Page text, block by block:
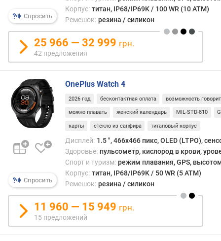
том
числе
на
этой
то
у
е
в
ы
м
п
о
о
т
з
ы
а
м
о
д
а
т
е
д
Спросить
Корпус: титан, IP68/IP69K / 100 WR (10 ATM)
Ремешок: резина / силикон
25 966 — 32 999 грн.
42 предложения
Спросить
OnePlus Watch 4
2026 год бесконтактная оплата возможность
можно плавать женский календарь MIL-STD-810
карты стекло из сапфира титановый корпус
Дисплей: 1.5 ", 466x466 пикс, OLED (LTPO),
Здоровье: пульсометр, кислород в крови,
Спорт и туризм: режим плавания, GPS,
Корпус: титан, IP68/IP69K / 50 WR (5 ATM)
Ремешок: резина / силикон
11 960 — 15 949 грн.
15 предложений